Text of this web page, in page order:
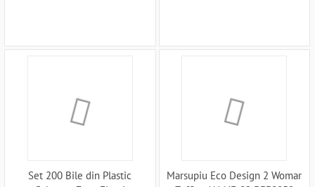
Set 200 Bile din Plastic
Marsupiu Eco Design 2 Womar